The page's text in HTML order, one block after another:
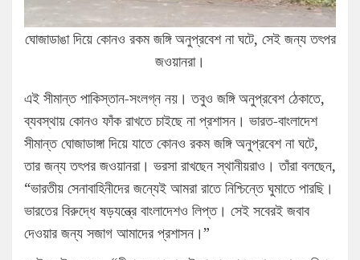
ঘোজাডাঙা দিয়ে কোনও রকম জঙ্গি অনুপ্রবেশ না ঘটে, সেই জন্য তৎপর
জওয়ানরা।
এই সীমান্ত পাকিস্তান-সংলগ্ন নয়। তবুও জঙ্গি অনুপ্রবেশ ঠেকাতে,
ব্যবস্থায় কোনও ফাঁক রাখতে চাইছে না প্রশাসন। ভারত-বাংলাদেশ
সীমান্ত ঘোজাডাঙ্গা দিয়ে যাতে কোনও রকম জঙ্গি অনুপ্রবেশ না ঘটে,
তার জন্য তৎপর জওয়ানরা। ভরসা রাখছেন স্থানীয়রাও। তাঁরা বলছেন,
“ভারতীয় সেনাবাহিনীদের জন্যেই আমরা রাতে নিশ্চিন্তে ঘুমাতে পারছি।
ভারতের বিরুদ্ধে ষড়যন্ত্রে বাংলাদেশও লিপ্ত। সেই সবেরই জবাব
দেওয়ার জন্য সজাগ আমাদের প্রশাসন।”